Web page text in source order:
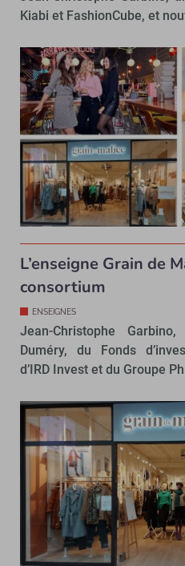
Kiabi et FashionCube, et
L’enseigne Grain de
consortium
ENSEIGNES
Jean-Christophe
Duméry, du Fonds
d’IRD Invest et du Groupe